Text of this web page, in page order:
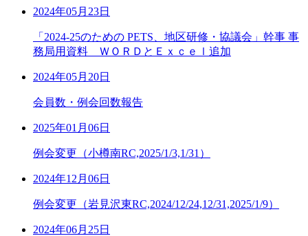
2024年05月23日
「2024-25のための PETS、地区研修・協議会」幹事 事
務局用資料 ＷＯＲＤとＥｘｃｅｌ追加
2024年05月20日
会員数・例会回数報告
2025年01月06日
例会変更（小樽南RC,2025/1/3,1/31）
2024年12月06日
例会変更（岩見沢東RC,2024/12/24,12/31,2025/1/9）
2024年06月25日